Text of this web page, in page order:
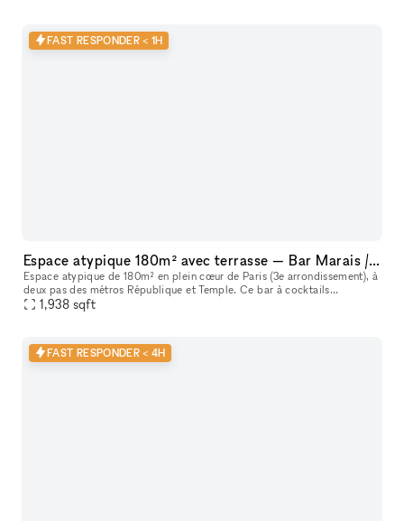
FAST RESPONDER < 1H
Espace atypique 180m² avec terrasse — Bar Marais / République — Showroom, shooting, pop-up restaurant, défilé
Espace atypique de 180m² en plein cœur de Paris (3e arrondissement), à
deux pas des métros République et Temple. Ce bar à cocktails
centenaire fondé en 1923 offre un cadre unique et scénographiable p
1,938 sqft
FAST RESPONDER < 4H